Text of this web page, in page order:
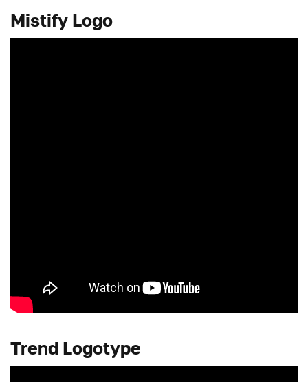
Mistify Logo
Trend Logotype